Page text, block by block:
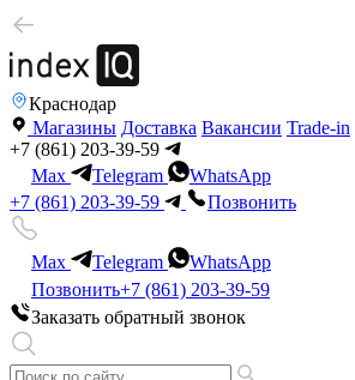
Краснодар
Магазины Доставка Вакансии Trade-in
+7 (861) 203-39-59
Max
Telegram
WhatsApp
+7 (861) 203-39-59
Позвонить
Max Telegram
WhatsApp
Позвонить+7 (861) 203-39-59
Заказать обратный звонок